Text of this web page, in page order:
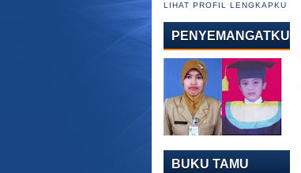
LIHAT PROFIL LENGKAPKU
PENYEMANGATKU
BUKU TAMU